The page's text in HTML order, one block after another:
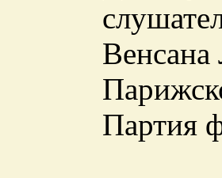
Венсана
Партия